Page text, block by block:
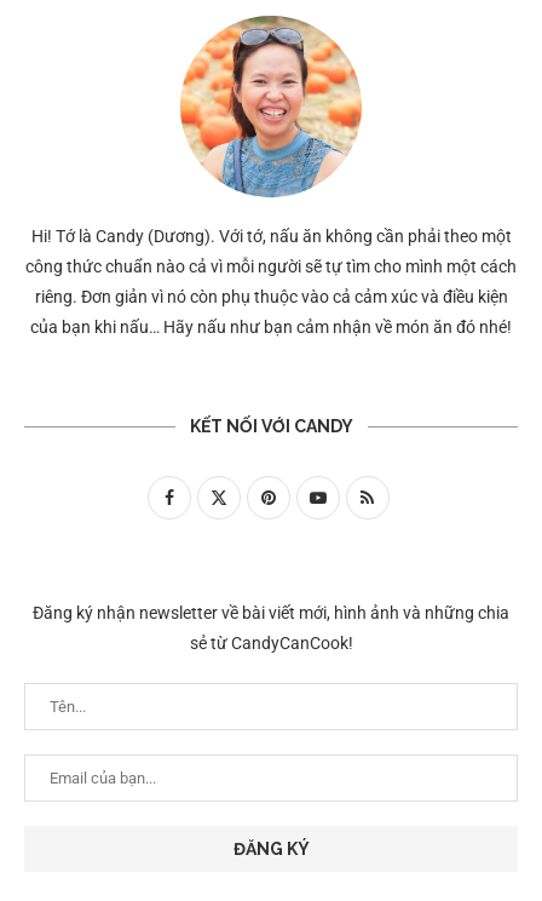
Hi! Tớ là Candy (Dương). Với tớ, nấu ăn không cần phải theo một
công thức chuẩn nào cả vì mỗi người sẽ tự tìm cho mình một cách
riêng. Đơn giản vì nó còn phụ thuộc vào cả cảm xúc và điều kiện
của bạn khi nấu… Hãy nấu như bạn cảm nhận về món ăn đó nhé!
KẾT NỐI VỚI CANDY
Đăng ký nhận newsletter về bài viết mới, hình ảnh và những chia
sẻ từ CandyCanCook!